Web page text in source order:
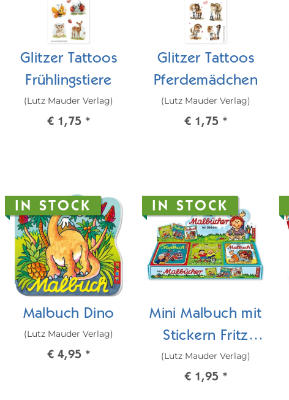
Glitzer Tattoos
Frühlingstiere
(Lutz Mauder Verlag)
€ 1,75 *
Glitzer Tattoos
Pferdemädchen
(Lutz Mauder Verlag)
€ 1,75 *
IN STOCK
Malbuch Dino
(Lutz Mauder Verlag)
€ 4,95 *
IN STOCK
Mini Malbuch mit
Stickern Fritz
Flanke/Benni
Brandmeister/Pit
(Lutz Mauder Verlag)
€ 1,95 *